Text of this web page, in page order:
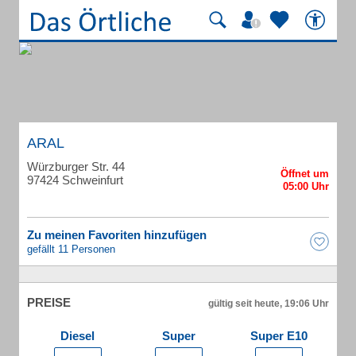
ARAL
Würzburger Str. 44
97424 Schweinfurt
Zu meinen Favoriten hinzufügen
gefällt 11 Personen
PREISE gültig seit heute, 19:06 Uhr
Diesel Super Super E10